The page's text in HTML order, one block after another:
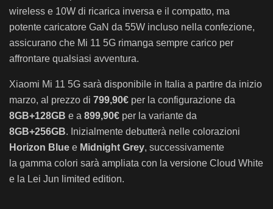
wireless e 10W di ricarica inversa e il compatto, ma
potente caricatore GaN da 55W incluso nella confezione,
assicurano che Mi 11 5G rimanga sempre carico per
affrontare qualsiasi avventura.
Xiaomi Mi 11 5G sarà disponibile in Italia a partire da inizio
marzo, al prezzo di 799,90€ per la configurazione da
8GB+128GB e a 899,90€ per la variante da
8GB+256GB. Inizialmente debutterà nelle colorazioni
Horizon Blue e Midnight Grey, successivamente
la gamma colori sarà ampliata con la versione Cloud White
e la Lei Jun limited edition.